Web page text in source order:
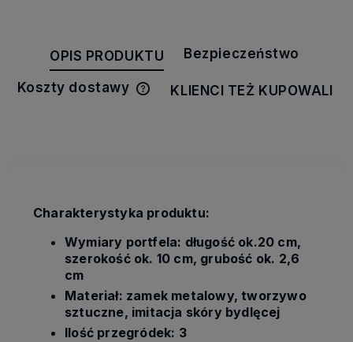
OPIS PRODUKTU Bezpieczeństwo
Koszty dostawy
Cena nie zawiera ewentualnych
KLIENCI TEŻ KUPOWALI
Charakterystyka produktu:
Wymiary portfela: długość ok.20 cm,
szerokość ok. 10 cm, grubość ok. 2,6
cm
Materiał: zamek metalowy, tworzywo
sztuczne, imitacja skóry bydlęcej
Ilość przegródek: 3